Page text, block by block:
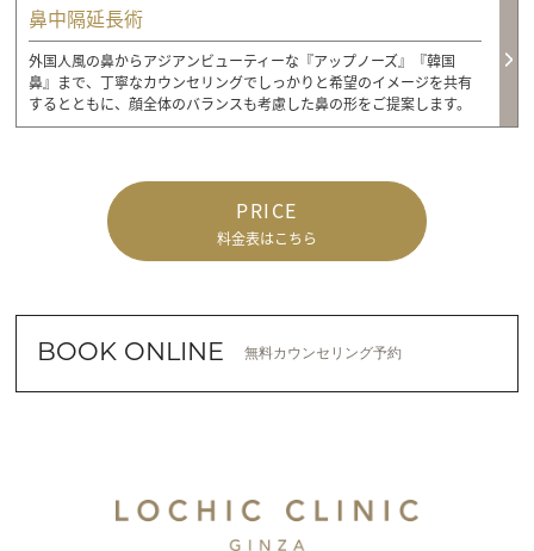
鼻中隔延長術
外国人風の鼻からアジアンビューティーな『アップノーズ』『韓国
鼻』まで、丁寧なカウンセリングでしっかりと希望のイメージを共有
するとともに、顔全体のバランスも考慮した鼻の形をご提案します。
PRICE
料金表はこちら
BOOK ONLINE 無料カウンセリング予約